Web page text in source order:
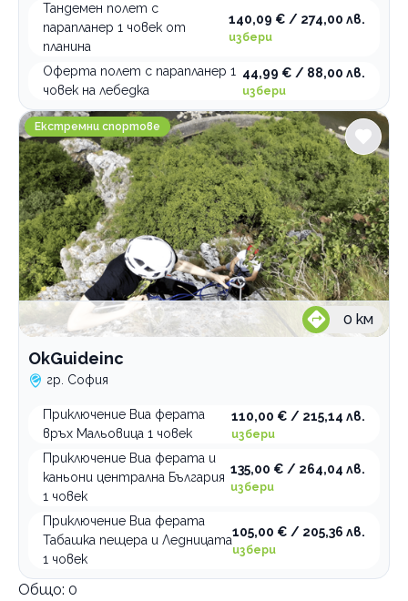
Тандемен полет с
парапланер 1 човек от
планина
140,09 € / 274,00 лв.
избери
Оферта полет с парапланер 1
човек на лебедка
44,99 € / 88,00 лв.
избери
OkGuideinc
Екстремни спортове
0 км
OkGuideinc
гр. София
Приключение Виа ферата
връх Мальовица 1 човек
110,00 € / 215,14 лв.
избери
Приключение Виа ферата и
каньони централна България
1 човек
135,00 € / 264,04 лв.
избери
Приключение Виа ферата
Табашка пещера и Ледницата
1 човек
105,00 € / 205,36 лв.
избери
Общо: 0